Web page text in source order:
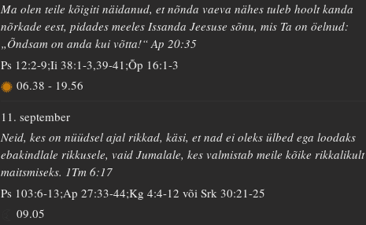
Ma olen teile kõigiti näidanud, et nõnda vaeva nähes tuleb hoolt kanda
nõrkade eest, pidades meeles Issanda Jeesuse sõnu, mis Ta on öelnud:
„Õndsam on anda kui võtta!“ Ap 20:35
Ps 12:2-9;Ii 38:1-3,39-41;Õp 16:1-3
06.38 - 19.56
11. september
Neid, kes on nüüdsel ajal rikkad, käsi, et nad ei oleks ülbed ega loodaks
ebakindlale rikkusele, vaid Jumalale, kes valmistab meile kõike rikkalikult
maitsmiseks. 1Tm 6:17
Ps 103:6-13;Ap 27:33-44;Kg 4:4-12 või Srk 30:21-25
09.05